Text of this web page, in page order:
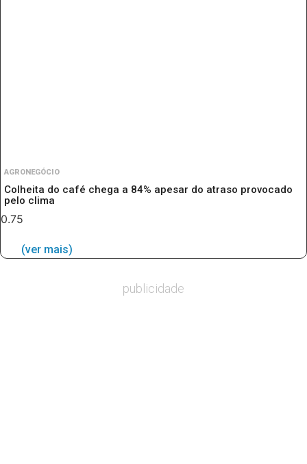
AGRONEGÓCIO
Colheita do café chega a 84% apesar do atraso provocado
pelo clima
(ver mais)
publicidade